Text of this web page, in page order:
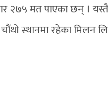
२७५ मत पाएका छन् । यस्तै
स्थानमा रहेका मिलन